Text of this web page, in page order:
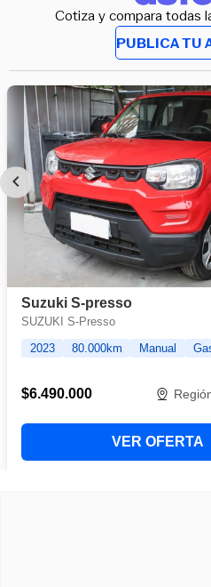
Cotiza y compara todas
PUBLICA TU